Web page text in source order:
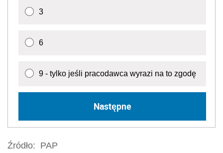
3
6
9 - tylko jeśli pracodawca wyrazi na to zgodę
Następne
Źródło: PAP